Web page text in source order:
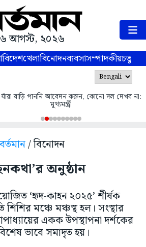
৬ আগস্ট, ২০২৬
বিদেশখেলাবিনোদনব্যবসাসম্পাদকীয়
বাড়ি পাননি আবেদন করুন, কোনো দল দেখব না:
মুখ্যমন্ত্রী
বর্তমান/ বিনোদন
অনুষ্ঠান
‘হৃদ-কাহন ২০২৫’ শীর্ষক
শিশির মঞ্চে মঞ্চস্থ হল। সংস্থার
একক উপস্থাপনা দর্শকের
ভাবে সমাদৃত হয়।